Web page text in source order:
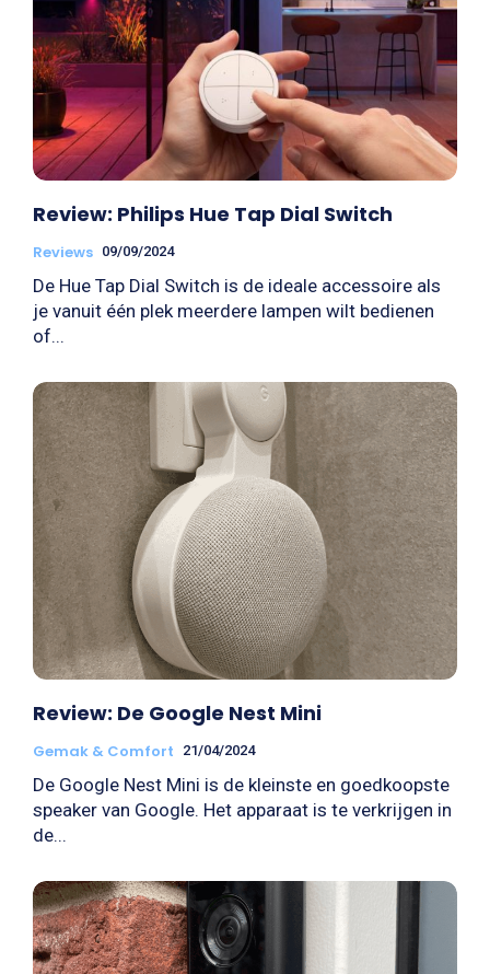
Review: Philips Hue Tap Dial Switch
Reviews 09/09/2024
De Hue Tap Dial Switch is de ideale accessoire als
je vanuit één plek meerdere lampen wilt bedienen
of...
Review: De Google Nest Mini
Gemak & Comfort 21/04/2024
De Google Nest Mini is de kleinste en goedkoopste
speaker van Google. Het apparaat is te verkrijgen in
de...